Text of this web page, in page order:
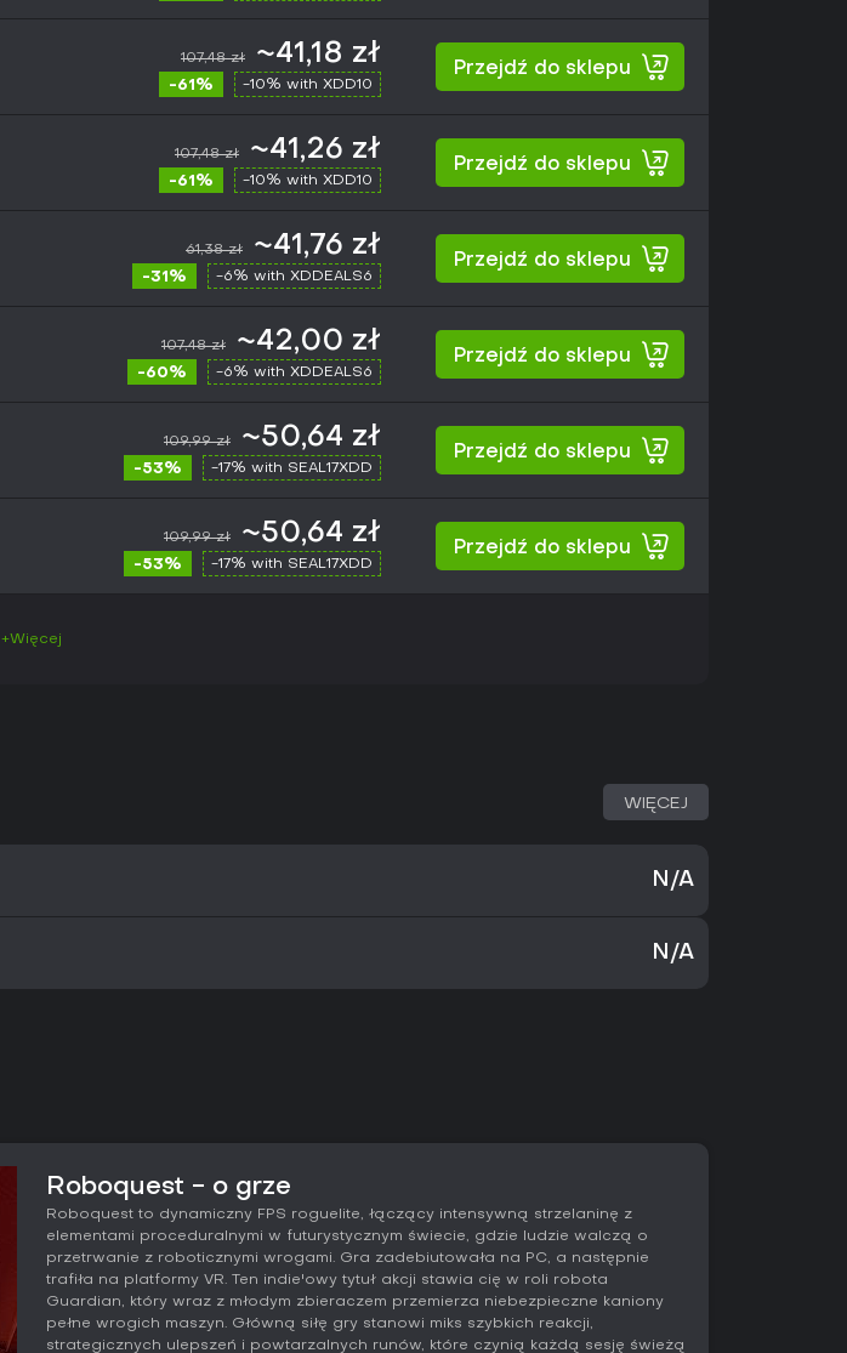
107,48 zł ~41,18 zł
-61% -10% with XDD10
Przejdź do sklepu
107,48 zł ~41,26 zł
-61% -10% with XDD10
Przejdź do sklepu
61,38 zł ~41,76 zł
-31% -6% with XDDEALS6
Przejdź do sklepu
107,48 zł ~42,00 zł
-60% -6% with XDDEALS6
Przejdź do sklepu
109,99 zł ~50,64 zł
-53% -17% with SEAL17XDD
Przejdź do sklepu
109,99 zł ~50,64 zł
-53% -17% with SEAL17XDD
Przejdź do sklepu
+Więcej
WIĘCEJ
N/A
N/A
Roboquest - o grze
Roboquest to dynamiczny FPS roguelite, łączący intensywną strzelaninę z
elementami proceduralnymi w futurystycznym świecie, gdzie ludzie walczą o
przetrwanie z roboticznymi wrogami. Gra zadebiutowała na PC, a następnie
trafiła na platformy VR. Ten indie'owy tytuł akcji stawia cię w roli robota
Guardian, który wraz z młodym zbieraczem przemierza niebezpieczne kaniony
pełne wrogich maszyn. Główną siłę gry stanowi miks szybkich reakcji,
strategicznych ulepszeń i powtarzalnych runów, które czynią każdą sesję świeżą